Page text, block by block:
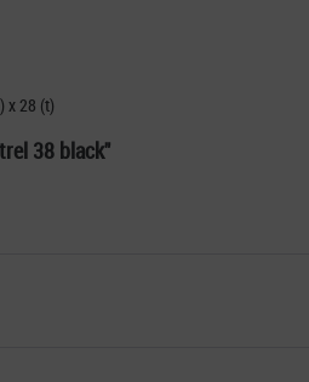
x 28 (t)
38 black"